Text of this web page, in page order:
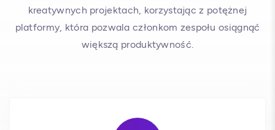
kreatywnych projektach, korzystając z potężnej
platformy, która pozwala członkom zespołu osiągnąć
większą produktywność.